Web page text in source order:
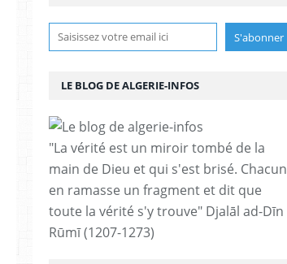
LE BLOG DE ALGERIE-INFOS
"La vérité est un miroir tombé de la
main de Dieu et qui s'est brisé. Chacun
en ramasse un fragment et dit que
toute la vérité s'y trouve" Djalāl ad-Dīn
Rūmī (1207-1273)